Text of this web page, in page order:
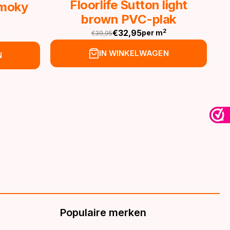
Floorlife Sutton light
brown PVC-plak
€39,95
Oorspronkelijke
prijs
€32,95
Huidige
prijs
per m2
IN WINKELWAGEN
Populaire merken